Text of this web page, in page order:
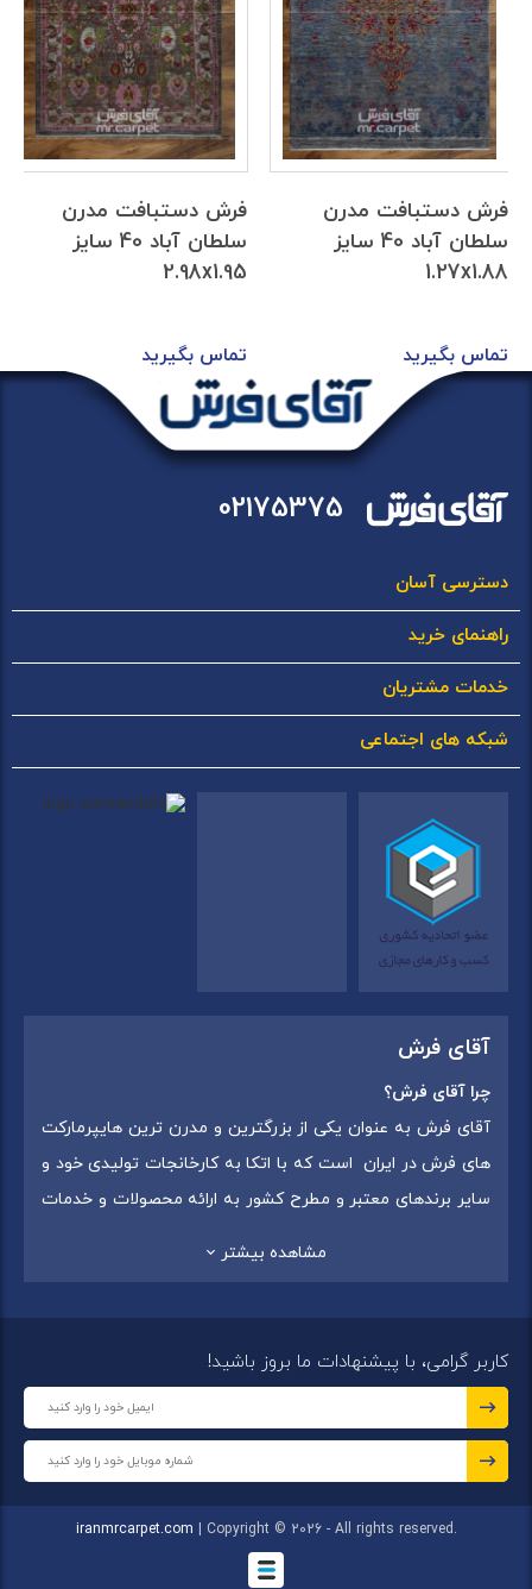
فرش دستبافت مدرن
سلطان آباد 40 سایز
1.27x1.88
تماس بگیرید
فرش دستبافت مدرن
سلطان آباد 40 سایز
2.98x1.95
تماس بگیرید
02175375
دسترسی آسان
راهنمای خرید
خدمات مشتریان
شبکه های اجتماعی
آقای فرش
چرا آقای فرش؟
آقای فرش به عنوان یکی از بزرگترین و مدرن ترین هایپرمارکت
های فرش در ایران است که با اتکا به کارخانجات تولیدی خود و
سایر برندهای معتبر و مطرح کشور به ارائه محصولات و خدمات
شهر:فردیس ) ، استان قزوین (شهر قزوین)
مجموعه در تمامی شعب خود بهترین برند ها و بافته های ایران
کلاسیک،فرش کودک، فرش دستبافتوتابلو فرش دستبافت
گرد هم آورده است.
مجموعه آقای فرش با هدف ارائه محصولات باکیفیت، متنوع و با
مشاهده بیشتر
کاربر گرامی، با پیشنهادات ما بروز باشید!
iranmrcarpet.com | Copyright © 2026 - All rights reserved.